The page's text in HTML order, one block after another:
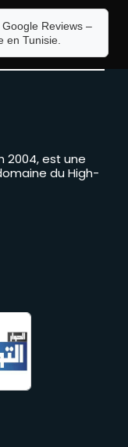
Google Reviews –
en Tunisie.
2004, est une
du High-